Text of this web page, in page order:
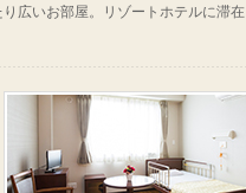
広いお部屋。リゾートホテルに滞在